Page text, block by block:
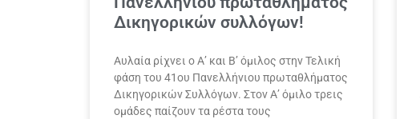
Δικηγορικών συλλόγων!
Αυλαία ρίχνει ο Α’ και Β’ όμιλος στην Τελική
φάση του 41ου Πανελλήνιου πρωταθλήματος
Δικηγορικών Συλλόγων. Στον Α’ όμιλο τρεις
ομάδες παίζουν τα ρέστα τους